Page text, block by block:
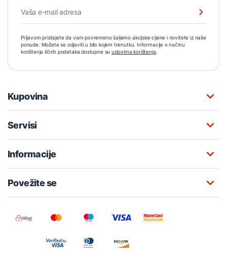
Prijavom pristajete da vam povremeno šaljemo akcijske cijene i novitete iz naše
ponude. Možete se odjaviti u bilo kojem trenutku. Informacije o načinu
korištenja ličnih podataka dostupne su uslovima korištenja.
Kupovina
Servisi
Informacije
Povežite se